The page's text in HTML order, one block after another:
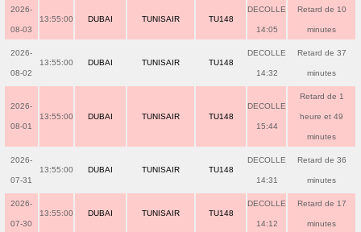
2026-
08-03
13:55:00 DUBAI TUNISAIR TU148
DECOLLE
14:05
Retard de 10
minutes
2026-
08-02
13:55:00 DUBAI TUNISAIR TU148
DECOLLE
14:32
Retard de 37
minutes
2026-
08-01
13:55:00 DUBAI TUNISAIR TU148
DECOLLE
15:44
Retard de 1
heure et 49
minutes
2026-
07-31
13:55:00 DUBAI TUNISAIR TU148
DECOLLE
14:31
Retard de 36
minutes
2026-
07-30
13:55:00 DUBAI TUNISAIR TU148
DECOLLE
14:12
Retard de 17
minutes